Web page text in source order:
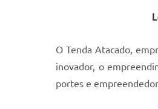
O Tenda Atacado,
inovador, o
portes e